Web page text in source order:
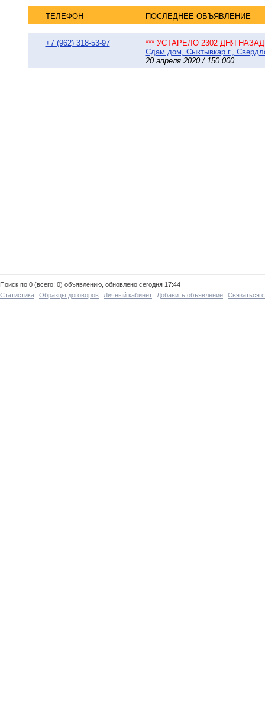
ТЕЛЕФОН ПОСЛЕДНЕЕ ОБЪЯВЛЕНИЕ
+7 (962) 318-53-97
*** УСТАРЕЛО 2302 ДНЯ НАЗАД
Сдам дом, Сыктывкар г.,
20 апреля 2020 / 150 000
Поиск по 0 (всего: 0) объявлению, обновлено сегодня 17:44
Статистика
Образцы договоров Личный кабинет Добавить объявление Связаться